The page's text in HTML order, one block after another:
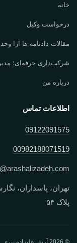
خانه
درخواست وکیل
مقالات دادنامه ها آرا
شرکت‌داری حرفه‌ای؛
درباره من
اطلاعات تماس
09122091575
00982188071519
@arashalizadeh.com
تهران، پاسداران،
پلاک ۵۴